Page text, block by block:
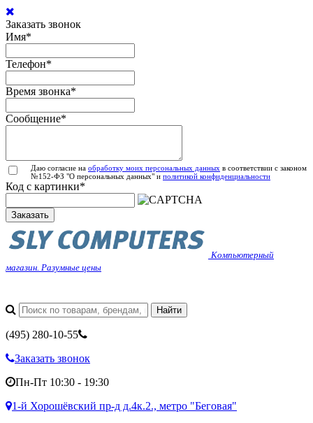
Заказать звонок
Имя*
Телефон*
Время звонка*
Сообщение*
Даю согласие на обработку моих персональных данных в соответствии с законом
№152-ФЗ "О персональных данных" и политикой конфиденциальности
Код с картинки*
Заказать
Компьютерный
магазин. Разумные цены
(495) 280-10-55
Заказать звонок
Пн-Пт 10:30 - 19:30
1-й Хорошёвский пр-д д.4к.2., метро "Беговая"